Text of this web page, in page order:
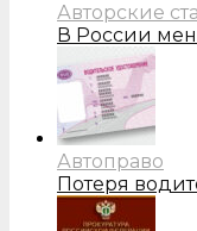
Авторские
В России
Автоправо
Потеря